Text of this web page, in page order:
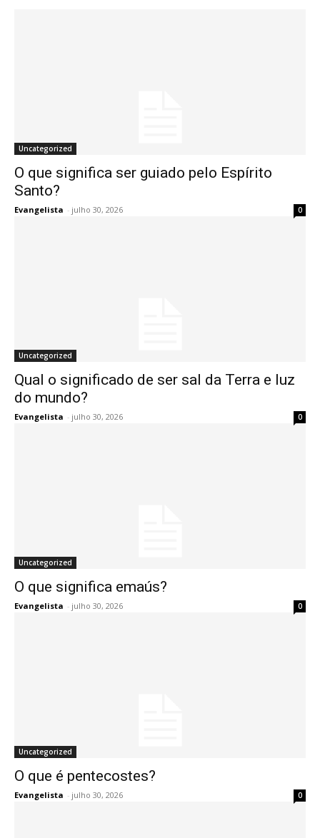
Uncategorized
O que significa ser guiado pelo Espírito
Santo?
Evangelista - julho 30, 2026 0
Uncategorized
Qual o significado de ser sal da Terra e luz
do mundo?
Evangelista - julho 30, 2026 0
Uncategorized
O que significa emaús?
Evangelista - julho 30, 2026 0
Uncategorized
O que é pentecostes?
Evangelista - julho 30, 2026 0